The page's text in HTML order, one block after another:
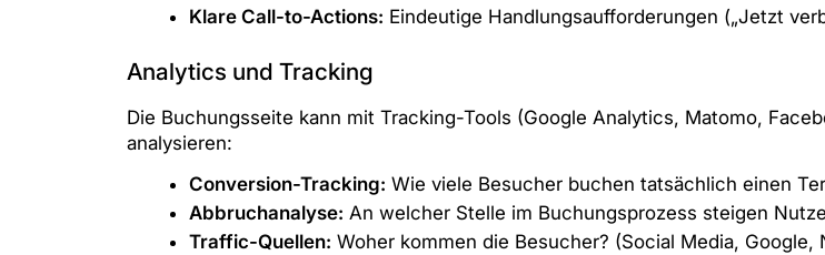
Klare Call-to-Actions: Eindeutige Handlungsaufforderungen („Jetzt
Analytics und Tracking
Die Buchungsseite kann mit Tracking-Tools (Google Analytics, Matomo,
analysieren:
Conversion-Tracking: Wie viele Besucher buchen tatsächlich einen
Abbruchanalyse: An welcher Stelle im Buchungsprozess steigen
Traffic-Quellen: Woher kommen die Besucher? (Social Media, Google,